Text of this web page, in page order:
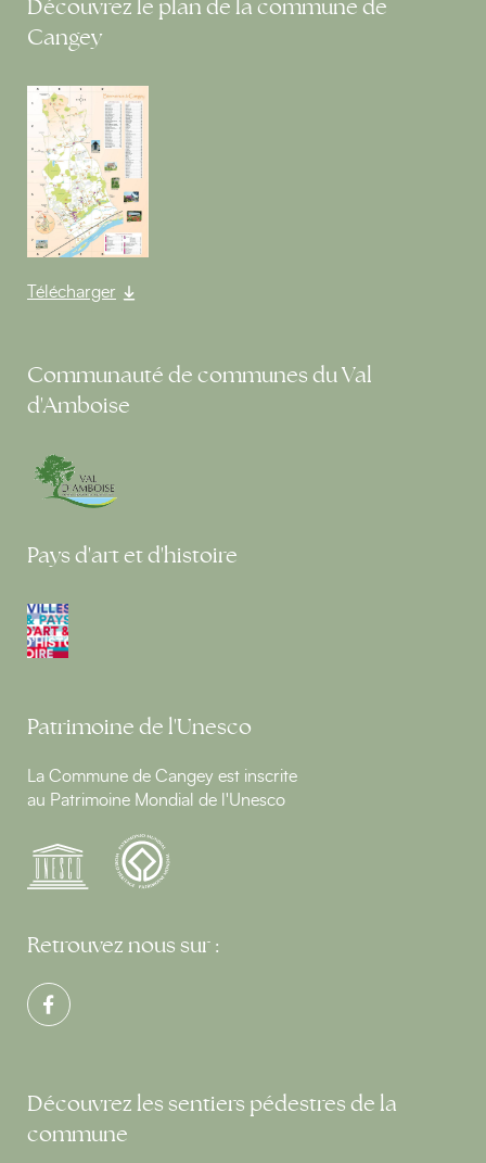
Découvrez le plan de la commune de
Cangey
Télécharger
Communauté de communes du Val
d'Amboise
Pays d'art et d'histoire
Patrimoine de l'Unesco
La Commune de Cangey est inscrite
au Patrimoine Mondial de l'Unesco
Retrouvez nous sur :
Découvrez les sentiers pédestres de la
commune